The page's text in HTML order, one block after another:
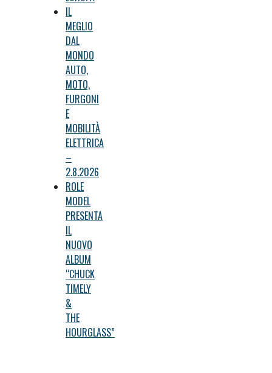
IL
MEGLIO
DAL
MONDO
AUTO,
MOTO,
FURGONI
E
MOBILITÀ
ELETTRICA
–
2.8.2026
ROLE
MODEL
PRESENTA
IL
NUOVO
ALBUM
“CHUCK
TIMELY
&
THE
HOURGLASS”